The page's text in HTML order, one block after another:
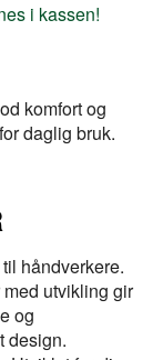
i kassen!
komfort og
daglig bruk.
håndverkere.
utvikling gir
og
design.